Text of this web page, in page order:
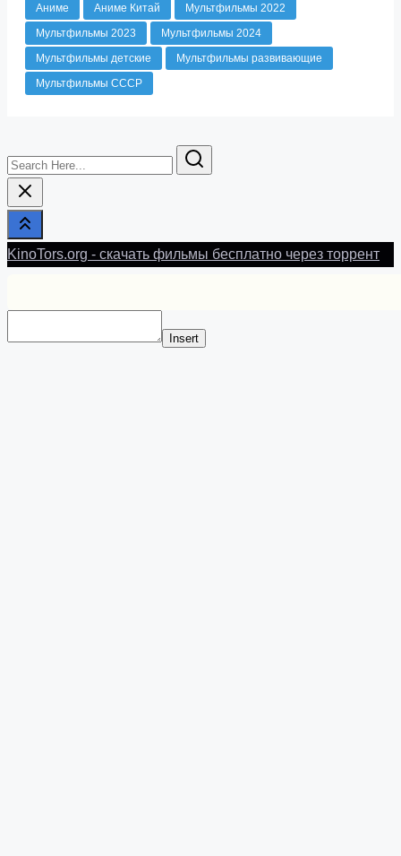
Аниме Аниме Китай
Мультфильмы 2022
Мультфильмы 2023
Мультфильмы 2024
Мультфильмы детские
Мультфильмы развивающие
Мультфильмы СССР
Search
Here...
KinoTors.org - скачать фильмы бесплатно через торрент
Insert